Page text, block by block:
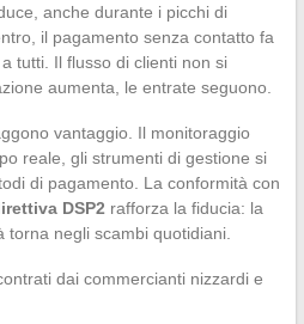
anche durante i picchi di
il pagamento senza contatto fa
tutti. Il flusso di clienti non si
aumenta, le entrate seguono.
vantaggio. Il monitoraggio
reale, gli strumenti di gestione si
di pagamento. La conformità con
DSP2 rafforza la fiducia: la
negli scambi quotidiani.
dai commercianti nizzardi e